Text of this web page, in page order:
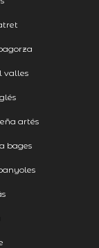
valles
artés
bages